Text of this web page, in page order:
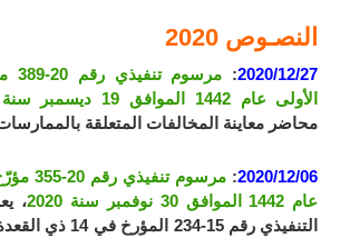
النصـوص 2020
2020/12/27
:
الأولى عام 1442 الموافق 19 ديسمبر سنة 2020
محاضر معاينة المخالفات المتعلقة بالممارسات
2020/12/06
:
عام 1442 الموافق 30 نوفمبر سنة 2020
،